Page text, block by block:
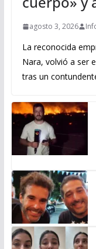
agosto 3, 2026
La reconocida
Nara, volvió a ser
tras un